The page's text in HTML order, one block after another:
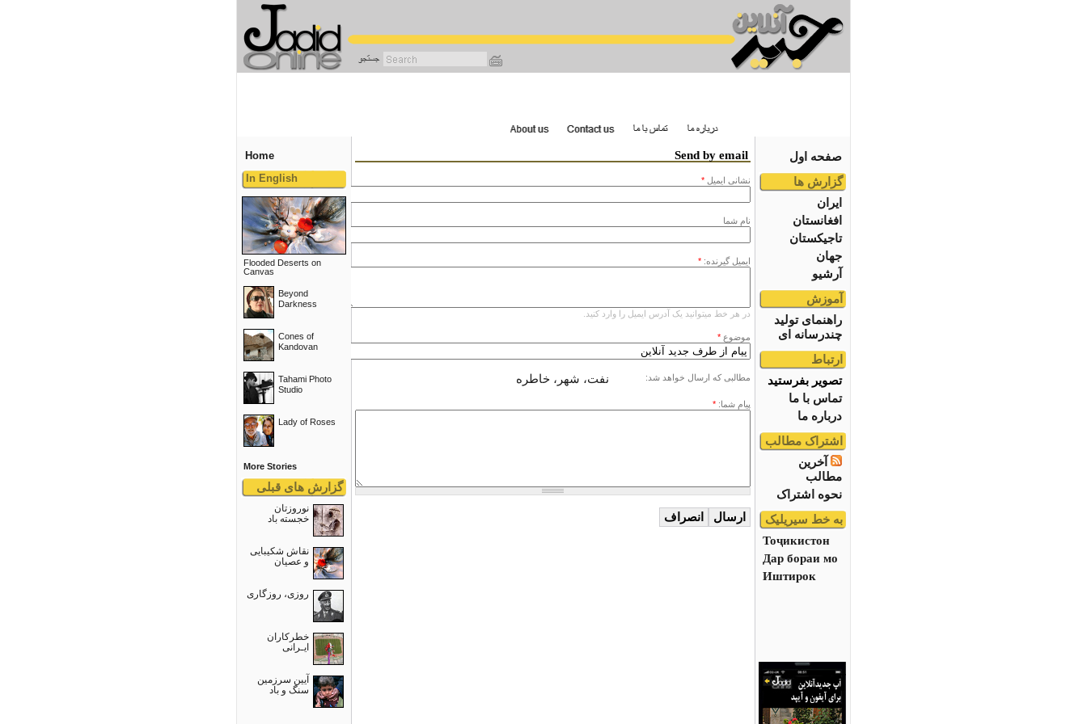
صفحه اول
گزارش ها
ایران
افغانستان
تاجیکستان
جهان
آرشیو
آموزش
راهنمای تولید
چندرسانه ای
ارتباط
تصویر بفرستید
تماس با ما
درباره ما
اشتراک مطالب
آخرین
مطالب
نحوه اشتراک
به خط سیریلیک
Тоҷикистон
Дар бораи мо
Иштирок
Home
In English
Flooded Deserts on
Canvas
Beyond
Darkness
Cones of
Kandovan
Tahami Photo
Studio
Lady of Roses
More Stories
گزارش های قبلی
نوروزتان
خجسته باد
نقاش شکیبایی
و عصيان
روزی، روزگاری
خطرکاران
ایـرانی
آیین سرزمین
سنگ و باد
Send by email
نشانى ايميل *
نام شما
ایمیل گیرنده: *
در هر خط میتوانید یک آدرس ایمیل را وارد کنید.
موضوع *
مطالبی که ارسال خواهد شد: نفت، شهر، خاطره
پیام شما: *